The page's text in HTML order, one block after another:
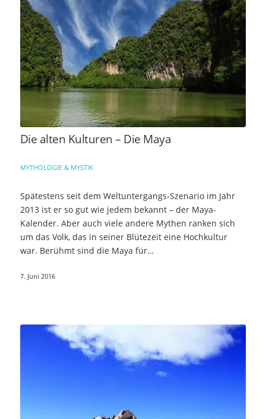
Die alten Kulturen – Die Maya
MYTHOLOGIE & MYSTIK
Spätestens seit dem Weltuntergangs-Szenario im Jahr
2013 ist er so gut wie jedem bekannt – der Maya-
Kalender. Aber auch viele andere Mythen ranken sich
um das Volk, das in seiner Blütezeit eine Hochkultur
war. Berühmt sind die Maya für…
7. Juni 2016